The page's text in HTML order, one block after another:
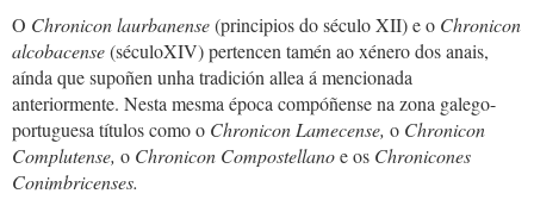
O Chronicon laurbanense(principios do século XII) e o Chronicon
alcobacense(séculoXIV) pertencen tamén ao xénero dos anais,
aínda que supoñen unha tradición allea á mencionada
anteriormente. Nesta mesma época compóñense na zona galego-
portuguesa títulos como o Chronicon Lamecense, o Chronicon
Complutense, o Chronicon Compostellanoe os Chronicones
Conimbricenses.